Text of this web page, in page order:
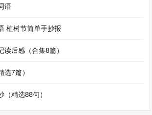
离人远.”
认为太阳刚升起时离人远，而到中
说：“太阳刚升起时大得像一个车
小得像一个盘盂，这不是远小近大
语
植树节简单手抄报
读后感（合集8篇）
选7篇）
（精选88句）